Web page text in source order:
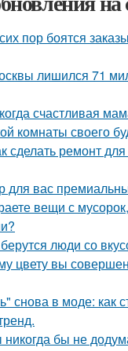
пор боятся
лишился 71
счастливая
комнаты своего
сделать ремонт
для вас
вещи с
люди со
цвету вы
снова в моде: как
бы не